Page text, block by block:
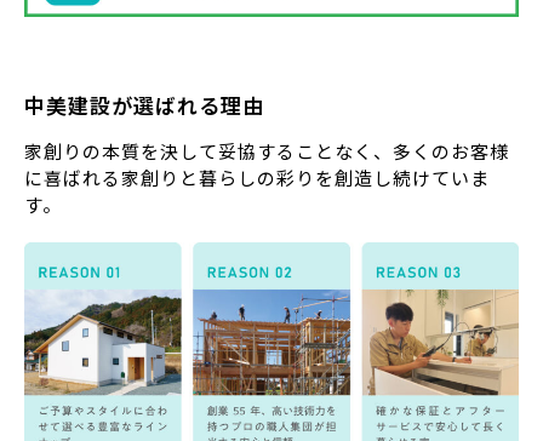
中美建設が選ばれる理由
家創りの本質を決して妥協することなく、多くのお客様
に喜ばれる家創りと暮らしの彩りを創造し続けていま
す。